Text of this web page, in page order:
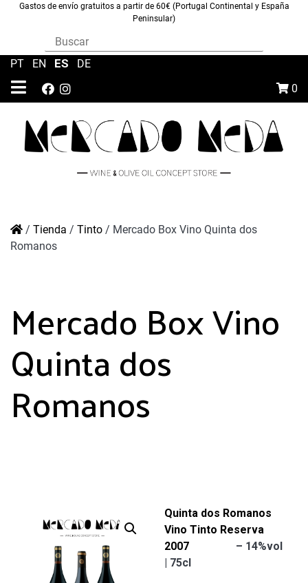
Gastos de envío gratuitos a partir de 60€ (Portugal Continental y España
Peninsular)
0
PT EN ES DE
/ Tienda / Tinto / Mercado Box Vino Quinta dos
Romanos
Mercado Box Vino
Quinta dos
Romanos
Quinta dos Romanos
Vino Tinto Reserva
2007 – 14%vol
| 75cl